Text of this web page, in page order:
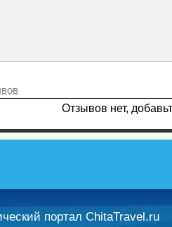
Отзывов нет,
портал ChitaTravel.ru